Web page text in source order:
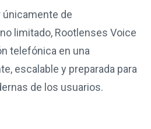
únicamente de
limitado, Rootlenses Voice
telefónica en una
escalable y preparada para
de los usuarios.